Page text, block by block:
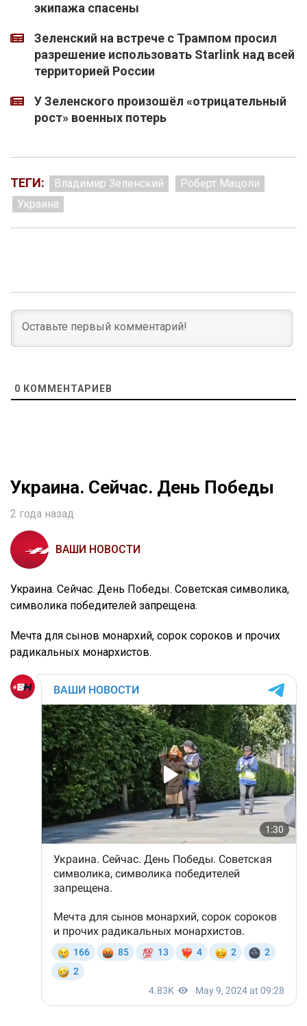
экипажа спасены
Зеленский на встрече с Трампом просил
разрешение использовать Starlink над всей
территорией России
У Зеленского произошёл «отрицательный
рост» военных потерь
ТЕГИ: Владимир Зеленский
Роберт Мацоли
Украина
0 КОММЕНТАРИЕВ
Украина. Сейчас. День Победы
2 года назад
ВАШИ НОВОСТИ
Украина. Сейчас. День Победы. Советская символика,
символика победителей запрещена.
Мечта для сынов монархий, сорок сороков и прочих
радикальных монархистов.